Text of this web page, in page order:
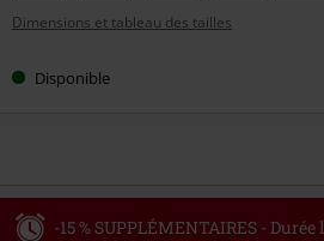
taille
Dimensions et tableau des tailles
Disponible
-15 % SUPPLÉMENTAIRES - Durée